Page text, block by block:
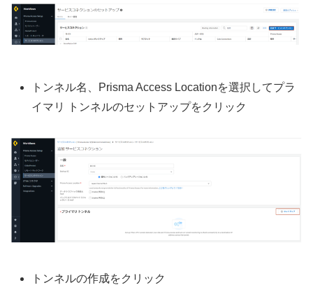
トンネル名、Prisma Access Locationを選択してプラ
イマリ トンネルのセットアップをクリック
トンネルの作成をクリック